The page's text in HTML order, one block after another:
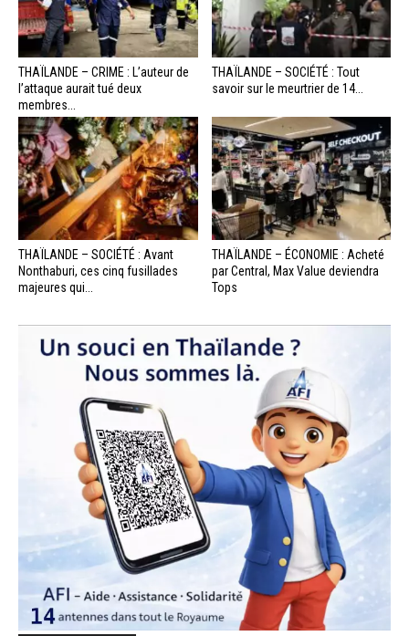
THAÏLANDE – CRIME : L’auteur de
l’attaque aurait tué deux
membres...
THAÏLANDE – SOCIÉTÉ : Tout
savoir sur le meurtrier de 14...
THAÏLANDE – SOCIÉTÉ : Avant
Nonthaburi, ces cinq fusillades
majeures qui...
THAÏLANDE – ÉCONOMIE : Acheté
par Central, Max Value deviendra
Tops